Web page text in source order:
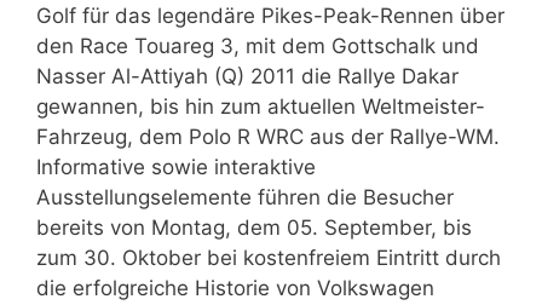
Golf für das legendäre Pikes-Peak-Rennen über
den Race Touareg 3, mit dem Gottschalk und
Nasser Al-Attiyah (Q) 2011 die Rallye Dakar
gewannen, bis hin zum aktuellen Weltmeister-
Fahrzeug, dem Polo R WRC aus der Rallye-WM.
Informative sowie interaktive
Ausstellungselemente führen die Besucher
bereits von Montag, dem 05. September, bis
zum 30. Oktober bei kostenfreiem Eintritt durch
die erfolgreiche Historie von Volkswagen